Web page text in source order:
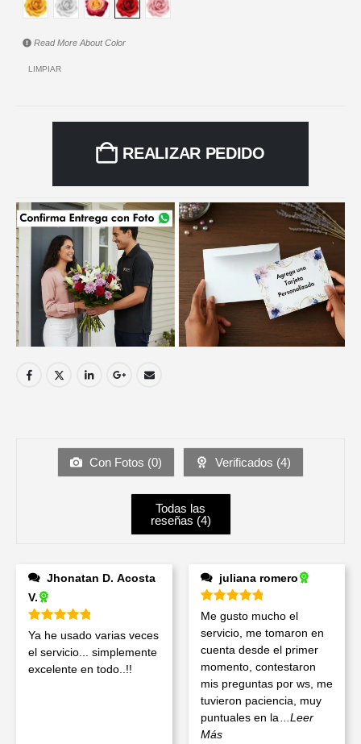
Read More AboutColor
LIMPIAR
REALIZAR PEDIDO
Con Fotos (0) Verificados (4)
Todas las
reseñas (4)
V.
Valorado en5 de 5
Ya he usado varias veces
el servicio... simplemente
excelente en todo..!!
juliana romero
Valorado en5de 5
Me gusto mucho el
servicio, me tomaron en
cuenta desde el primer
momento, contestaron
mis preguntas por ws, me
tuvieron paciencia, muy
puntuales en la
...Leer
Más